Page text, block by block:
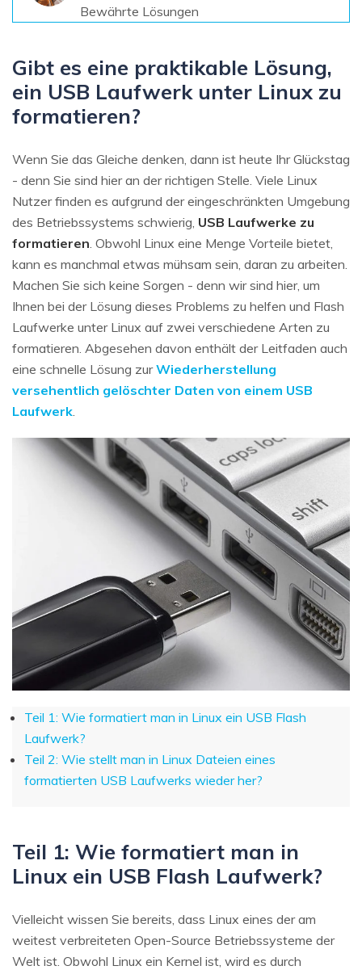
Repairit - Datenreparatur
Bewährte Lösungen
Gibt es eine praktikable Lösung,
ein USB Laufwerk unter Linux zu
formatieren?
Wenn Sie das Gleiche denken, dann ist heute Ihr Glückstag
- denn Sie sind hier an der richtigen Stelle. Viele Linux
Nutzer finden es aufgrund der eingeschränkten Umgebung
des Betriebssystems schwierig, USB Laufwerke zu
formatieren. Obwohl Linux eine Menge Vorteile bietet,
kann es manchmal etwas mühsam sein, daran zu arbeiten.
Machen Sie sich keine Sorgen - denn wir sind hier, um
Ihnen bei der Lösung dieses Problems zu helfen und Flash
Laufwerke unter Linux auf zwei verschiedene Arten zu
formatieren. Abgesehen davon enthält der Leitfaden auch
eine schnelle Lösung zurWiederherstellung
versehentlich gelöschter Daten von einem USB
Laufwerk.
Teil 1: Wie formatiert man in Linux ein USB Flash
Laufwerk?
Teil 2: Wie stellt man in Linux Dateien eines
formatierten USB Laufwerks wieder her?
Teil 1: Wie formatiert man in
Linux ein USB Flash Laufwerk?
Vielleicht wissen Sie bereits, dass Linux eines der am
weitest verbreiteten Open-Source Betriebssysteme der
Welt ist. Obwohl Linux ein Kernel ist, wird es durch